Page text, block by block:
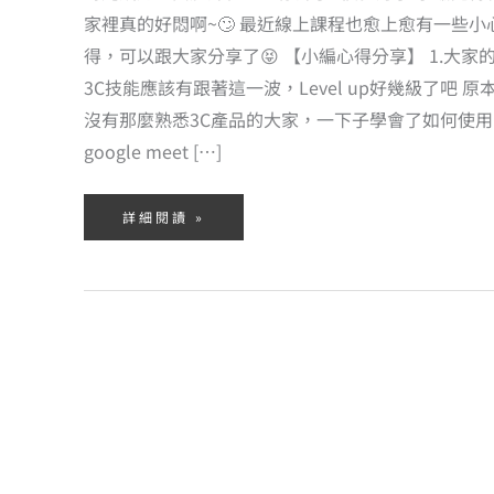
家裡真的好悶啊~🙄 最近線上課程也愈上愈有一些小
得，可以跟大家分享了😝 【小編心得分享】 1.大家的
3C技能應該有跟著這一波，Level up好幾級了吧 原
沒有那麼熟悉3C產品的大家，一下子學會了如何使用
google meet […]
詳細閱讀 »